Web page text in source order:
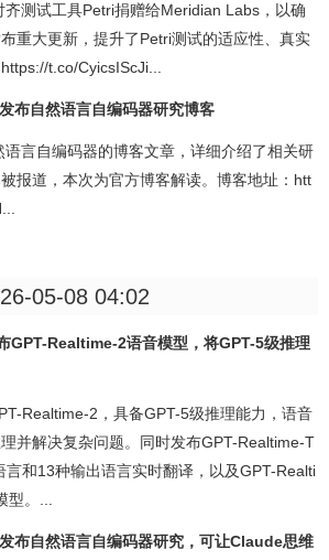
测试工具Petri捐赠给Meridian Labs，以确
重大更新，提升了Petri测试的适应性、真实
t.co/CyicsIScJi...
布自然语言自编码器研究博客
言自编码器的博客文章，详细介绍了相关研
报道，本次为官方博客解读。博客地址：htt
05-08 04:02
GPT-Realtime-2语音模型，将GPT-5级推理
Realtime-2，具备GPT-5级推理能力，语音
并解决复杂问题。同时发布GPT-Realtime-T
和13种输出语言实时翻译，以及GPT-Realti
。...
布自然语言自编码器研究，可让Claude思维